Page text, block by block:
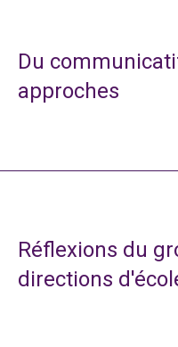
Du
approches
Réflexions du
directions